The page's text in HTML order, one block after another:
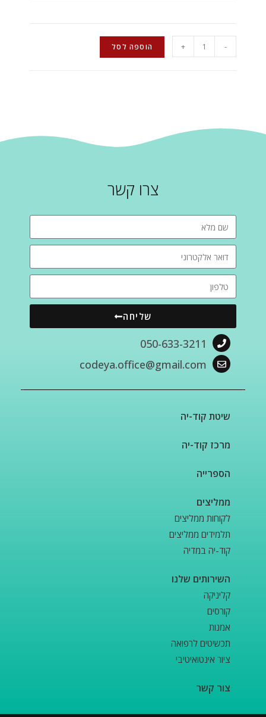
-
+ הוספה לסל
צרו קשר
שליחה
050-633-3211
codeya.office@gmail.com
שיטת קוד-יה
מרכז קוד-יה
הספרייה
ממליצים
לקוחות ממליצים
תלמידים ממליצים
קוד-יה במדיה
השירותים שלנו
קליניקה
קורסים
אמנות
תכשיטים לרפואה
ציור אינטואיטיבי
צור קשר